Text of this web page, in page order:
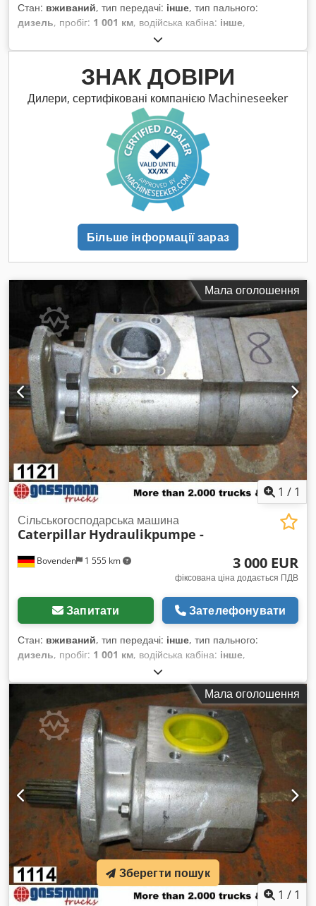
Стан: вживаний, тип передачі: інше, тип пального:
дизель, пробіг: 1 001 км, водійська кабіна: інше,
ЗНАК ДОВІРИ
Дилери, сертифіковані компанією Machineseeker
Більше інформації зараз
Мала оголошення
1 / 1
Bovenden 1 555 km
Сільськогосподарська машина
Caterpillar Hydraulikpumpe -
3 000 EUR
фіксована ціна додається ПДВ
Запитати Зателефонувати
Стан: вживаний, тип передачі: інше, тип пального:
дизель, пробіг: 1 001 км, водійська кабіна: інше,
Мала оголошення
1 / 1
Зберегти пошук